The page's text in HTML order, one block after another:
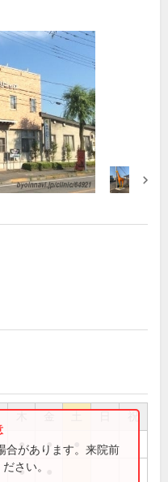
祝
● ●
●
合があります。来院前
さい。